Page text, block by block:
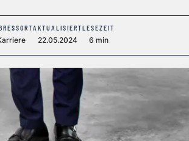
AKTUALISIERT
22.05.2024
LESEZEIT
6 min